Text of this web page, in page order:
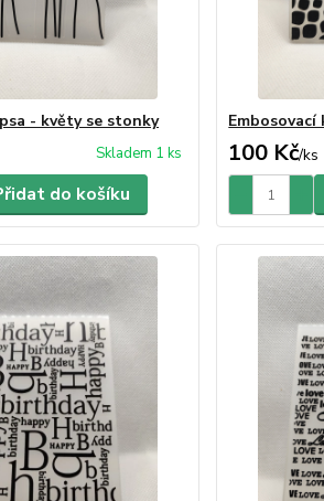
- květy se stonky
Skladem 1 ks
do košíku
100 Kč/ks